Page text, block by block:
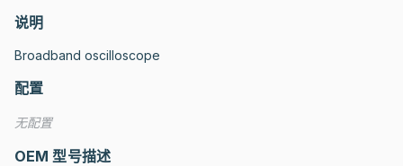
说明
Broadband oscilloscope
配置
无配置
OEM 型号描述